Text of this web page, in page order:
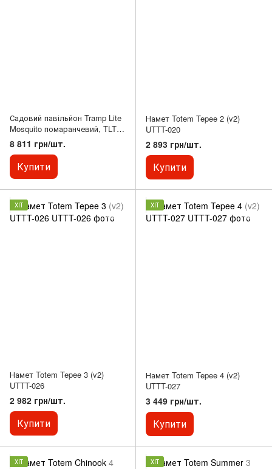
Садовий павільйон Tramp Lite
Mosquito помаранчевий, TLT-
009
8 811 грн/шт.
Купити
Намет Totem Tepee 2 (v2)
UTTT-020
2 893 грн/шт.
Купити
ХІТ
Намет Totem Tepee 3 (v2)
UTTT-026
2 982 грн/шт.
Купити
ХІТ
Намет Totem Tepee 4 (v2)
UTTT-027
3 449 грн/шт.
Купити
ХІТ ХІТ